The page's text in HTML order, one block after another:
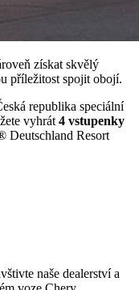
získat skvělý
příležitost spojit obojí.
republika speciální
vyhrát 4 vstupenky
Deutschland Resort
naše dealerství a